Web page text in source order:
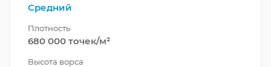
Средний
Плотность
680 000 точек/м²
Высота ворса